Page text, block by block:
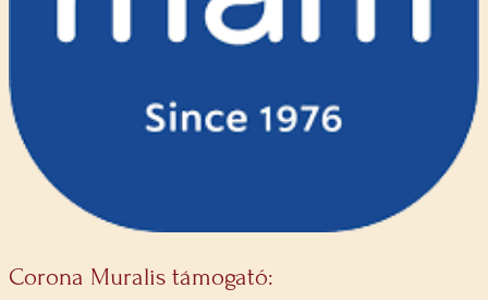
Corona Muralis támogató: